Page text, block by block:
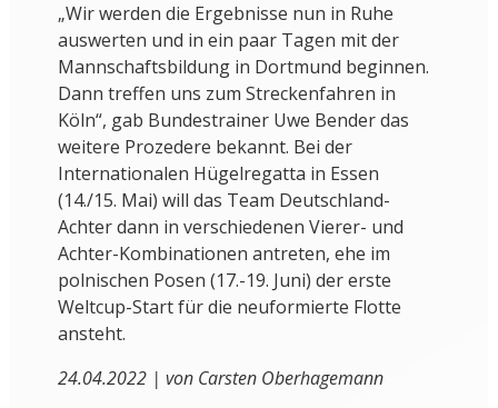
„Wir werden die Ergebnisse nun in Ruhe
auswerten und in ein paar Tagen mit der
Mannschaftsbildung in Dortmund beginnen.
Dann treffen uns zum Streckenfahren in
Köln“, gab Bundestrainer Uwe Bender das
weitere Prozedere bekannt. Bei der
Internationalen Hügelregatta in Essen
(14./15. Mai) will das Team Deutschland-
Achter dann in verschiedenen Vierer- und
Achter-Kombinationen antreten, ehe im
polnischen Posen (17.-19. Juni) der erste
Weltcup-Start für die neuformierte Flotte
ansteht.
24.04.2022 | von Carsten Oberhagemann